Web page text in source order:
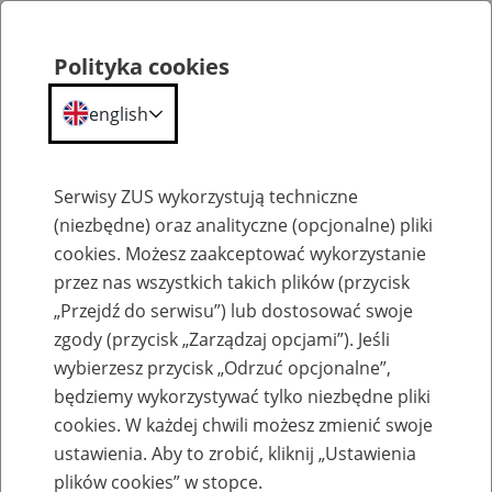
Komunikaty
Polityka cookies
english
Serwisy ZUS wykorzystują techniczne
(niezbędne) oraz analityczne (opcjonalne) pliki
cookies. Możesz zaakceptować wykorzystanie
przez nas wszystkich takich plików (przycisk
„Przejdź do serwisu”) lub dostosować swoje
zgody (przycisk „Zarządzaj opcjami”). Jeśli
wybierzesz przycisk „Odrzuć opcjonalne”,
będziemy wykorzystywać tylko niezbędne pliki
cookies. W każdej chwili możesz zmienić swoje
ustawienia. Aby to zrobić, kliknij „Ustawienia
plików cookies” w stopce.